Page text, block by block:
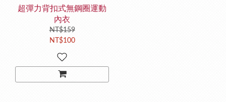
超彈力背扣式無鋼圈運動
內衣
NT$159
NT$100